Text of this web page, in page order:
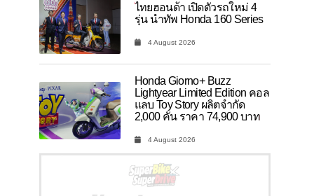
ไทยฮอนด้า เปิดตัวรถใหม่ 4
รุ่น นำทัพ Honda 160 Series
4 August 2026
Honda Giorno+ Buzz
Lightyear Limited Edition คอล
แลบ Toy Story ผลิตจำกัด
2,000 คัน ราคา 74,900 บาท
4 August 2026